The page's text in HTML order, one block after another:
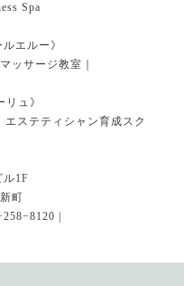
Spa
エルー》
ッサージ教室｜
ュ》
エステティシャン育成スク
1F
町
|